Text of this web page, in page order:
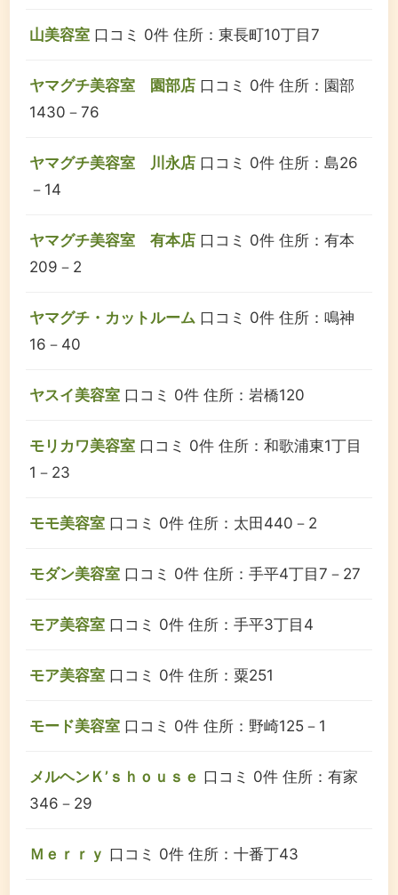
山美容室 口コミ 0件 住所：東長町10丁目7
ヤマグチ美容室 園部店 口コミ 0件 住所：園部
1430－76
ヤマグチ美容室 川永店 口コミ 0件 住所：島26
－14
ヤマグチ美容室 有本店 口コミ 0件 住所：有本
209－2
ヤマグチ・カットルーム 口コミ 0件 住所：鳴神
16－40
ヤスイ美容室 口コミ 0件 住所：岩橋120
モリカワ美容室 口コミ 0件 住所：和歌浦東1丁目
1－23
モモ美容室 口コミ 0件 住所：太田440－2
モダン美容室 口コミ 0件 住所：手平4丁目7－27
モア美容室 口コミ 0件 住所：手平3丁目4
モア美容室 口コミ 0件 住所：粟251
モード美容室 口コミ 0件 住所：野崎125－1
メルヘンＫ’ｓｈｏｕｓｅ 口コミ 0件 住所：有家
346－29
Ｍｅｒｒｙ 口コミ 0件 住所：十番丁43